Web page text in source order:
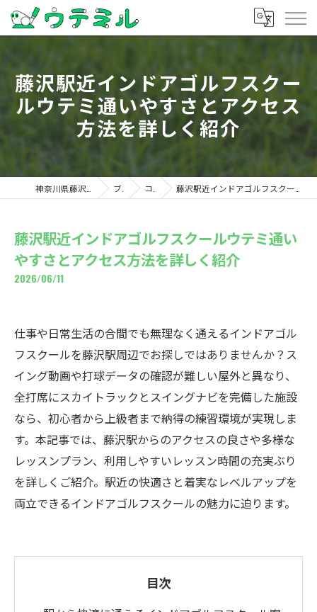
藤沢駅近インドアゴルフスクー
ルウテミ通いやすさとアクセス
方法を詳しく紹介
ブログ コラム 藤沢駅近インドアゴルフスクールウテミ通いやすさとアクセス方法を詳しく紹介
藤沢駅近インドアゴルフスクールウテミ通い
やすさとアクセス方法を詳しく紹介
2026/06/11
仕事や日常生活の合間でも無理なく通えるインドアゴル
フスクールを藤沢駅周辺でお探しではありませんか？ス
イング動画や打球データの確認が難しい屋外と異なり、
全打席にスカイトラックとスイングナビを完備した施設
なら、初心者から上級者まで納得の練習環境が実現しま
す。本記事では、藤沢駅からのアクセスの良さや多様な
レッスンプラン、利用しやすいレッスン時間の充実ぶり
を詳しくご紹介。駅近の快適さと着実なレベルアップを
両立できるインドアゴルフスクールの魅力に迫ります。
目次